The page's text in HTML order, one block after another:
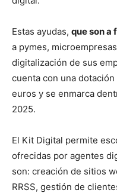
Estas ayudas, que son a
a pymes,
digitalización de sus
cuenta con una
euros y se enmarca
2025.
El Kit Digital permite
ofrecidas por agentes
son: creación de sitios
RRSS, gestión de